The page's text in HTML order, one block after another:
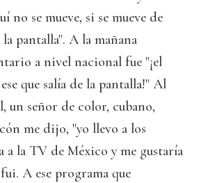
no se mueve, si se mueve de
la pantalla". A la mañana
a nivel nacional fue "¡el
que salía de la pantalla!" Al
un señor de color, cubano,
me dijo, "yo llevo a los
a la TV de México y me gustaría
A ese programa que